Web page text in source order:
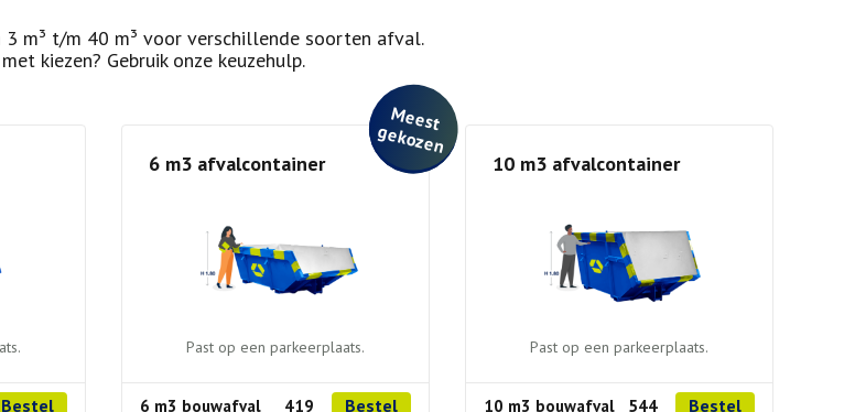
3 m³ t/m 40 m³ voor verschillende soorten afval.
kiezen? Gebruik onze keuzehulp.
Bestel
M
e
e
st
g
e
ko
ze
n
6 m3 afvalcontainer
Past op een parkeerplaats.
6 m3 bouwafval 419 Bestel
10 m3 afvalcontainer
Past op een parkeerplaats.
10 m3 bouwafval 544 Bestel